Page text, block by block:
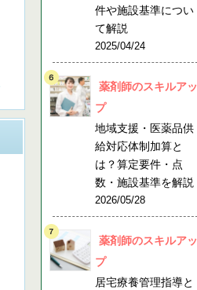
件や施設基準につい
て解説
2025/04/24
薬剤師のスキルアッ
プ
地域支援・医薬品供
給対応体制加算と
は？算定要件・点
数・施設基準を解説
2026/05/28
薬剤師のスキルアッ
プ
居宅療養管理指導と